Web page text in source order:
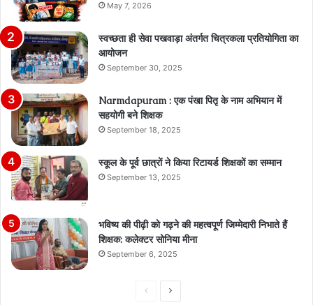
May 7, 2026
स्वच्छता ही सेवा पखवाड़ा अंतर्गत चित्रकला प्रतियोगिता का
आयोजन
September 30, 2025
Narmdapuram : एक पंखा पितृ के नाम अभियान में
सहयोगी बने शिक्षक
September 18, 2025
स्कूल के पूर्व छात्रों ने किया रिटायर्ड शिक्षकों का सम्मान
September 13, 2025
भविष्य की पीढ़ी को गढ़ने की महत्वपूर्ण जिम्मेदारी निभाते हैं
शिक्षक: कलेक्टर सोनिया मीना
September 6, 2025
PreviousNext